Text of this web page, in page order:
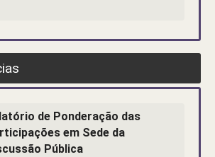
de Ponderação das
em Sede da
Pública